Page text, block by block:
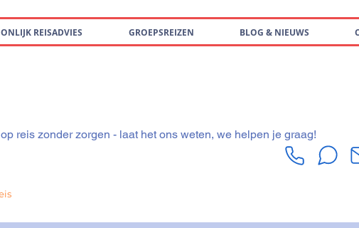
REISADVIES GROEPSREIZEN BLOG & NIEUWS
reis zonder zorgen - laat het ons weten, we helpen je graag!